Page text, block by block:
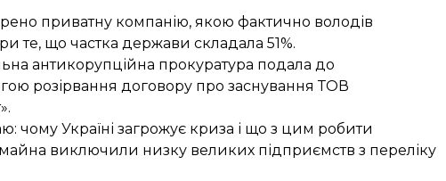
приватну компанію, якою фактично володів
те, що частка держави складала 51%.
антикорупційна прокуратура подала до
розірвання договору про заснування ТОВ
чому Україні загрожує криза і що з цим робити
виключили низку великих підприємств з переліку